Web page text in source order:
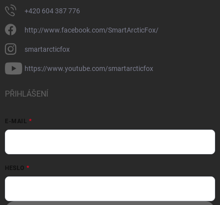
+420 604 387 776
http://www.facebook.com/SmartArcticFox/
smartarcticfox
https://www.youtube.com/smartarcticfox
PŘIHLÁŠENÍ
E-MAIL
HESLO